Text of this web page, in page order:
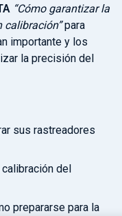
“Cómo garantizar la
calibración”para
importante y los
la precisión del
sus rastreadores
del
prepararse para la